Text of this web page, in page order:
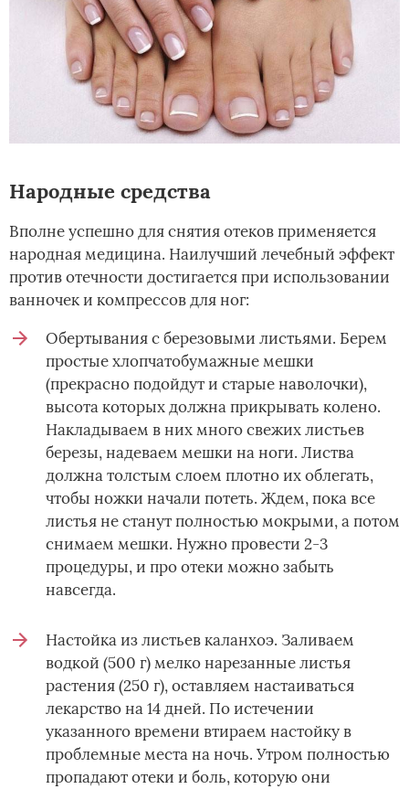
Народные средства
Вполне успешно для снятия отеков применяется
народная медицина. Наилучший лечебный эффект
против отечности достигается при использовании
ванночек и компрессов для ног:
Обертывания с березовыми листьями. Берем
простые хлопчатобумажные мешки
(прекрасно подойдут и старые наволочки),
высота которых должна прикрывать колено.
Накладываем в них много свежих листьев
березы, надеваем мешки на ноги. Листва
должна толстым слоем плотно их облегать,
чтобы ножки начали потеть. Ждем, пока все
листья не станут полностью мокрыми, а потом
снимаем мешки. Нужно провести 2-3
процедуры, и про отеки можно забыть
навсегда.
Настойка из листьев каланхоэ. Заливаем
водкой (500 г) мелко нарезанные листья
растения (250 г), оставляем настаиваться
лекарство на 14 дней. По истечении
указанного времени втираем настойку в
проблемные места на ночь. Утром полностью
пропадают отеки и боль, которую они